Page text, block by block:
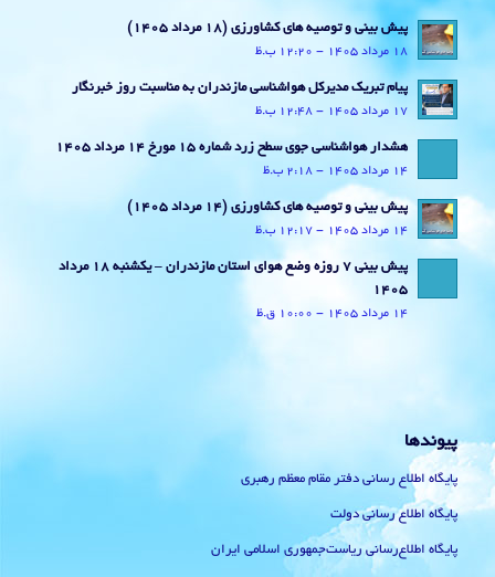
پیش بینی و توصیه های کشاورزی (18 مرداد ۱۴۰۵)
18 مرداد 1405 - 12:20 ب.ظ
پیام تبریک مدیرکل هواشناسی مازندران به مناسبت روز خبرنگار
17 مرداد 1405 - 12:48 ب.ظ
هشدار هواشناسی جوی سطح زرد شماره 15 مورخ 14 مرداد 1405
14 مرداد 1405 - 2:18 ب.ظ
پیش بینی و توصیه های کشاورزی (14 مرداد ۱۴۰۵)
14 مرداد 1405 - 12:17 ب.ظ
پیش بینی 7 روزه وضع هوای استان مازندران – یکشنبه 18 مرداد
1405
14 مرداد 1405 - 10:00 ق.ظ
پیوندها
پایگاه اطلاع رسانی دفتر مقام معظم رهبری
پایگاه اطلاع رسانی دولت
پایگاه اطلاع‌رسانی ریاست‌جمهوری اسلامی ایران